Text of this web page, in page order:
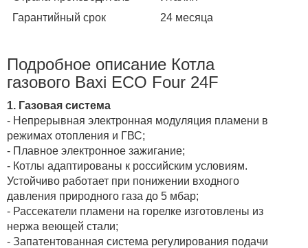
Гарантийный срок
24 месяца
Подробное описание Котла
газового Baxi ECO Four 24F
1. Газовая система
- Непрерывная электронная модуляция пламени в
режимах отопления и ГВС;
- Плавное электронное зажигание;
- Котлы адаптированы к российским условиям.
Устойчиво работает при понижении входного
давления природного газа до 5 мбар;
- Рассекатели пламени на горелке изготовлены из
нержа веющей стали;
- Запатентованная система регулирования подачи